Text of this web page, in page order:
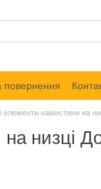
повернення
елементи намистини на
на